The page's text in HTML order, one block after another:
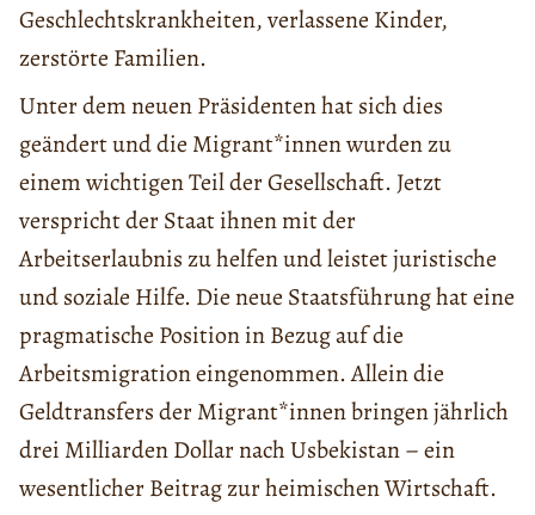
Geschlechtskrankheiten, verlassene Kinder,
zerstörte Familien.
Unter dem neuen Präsidenten hat sich dies
geändert und die Migrant*innen wurden zu
einem wichtigen Teil der Gesellschaft. Jetzt
verspricht der Staat ihnen mit der
Arbeitserlaubnis zu helfen und leistet juristische
und soziale Hilfe. Die neue Staatsführung hat eine
pragmatische Position in Bezug auf die
Arbeitsmigration eingenommen. Allein die
Geldtransfers der Migrant*innen bringen jährlich
drei Milliarden Dollar nach Usbekistan – ein
wesentlicher Beitrag zur heimischen Wirtschaft.